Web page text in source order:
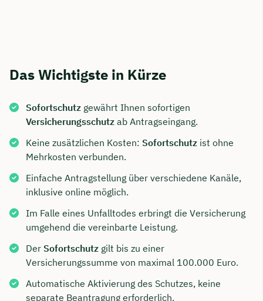
Das Wichtigste in Kürze
Sofortschutz gewährt Ihnen sofortigen
Versicherungsschutz ab Antragseingang.
Keine zusätzlichen Kosten: Sofortschutz ist ohne
Mehrkosten verbunden.
Einfache Antragstellung über verschiedene Kanäle,
inklusive online möglich.
Im Falle eines Unfalltodes erbringt die Versicherung
umgehend die vereinbarte Leistung.
Der Sofortschutz gilt bis zu einer
Versicherungssumme von maximal 100.000 Euro.
Automatische Aktivierung des Schutzes, keine
separate Beantragung erforderlich.